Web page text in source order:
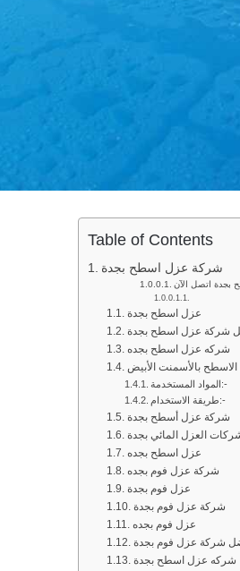
Table of Contents
عزل اسطح بجدة
شركة عزل اسطح بجدة
شركه عزل اسطح بجده
بالأسمنت الأبيض
المواد المستخدمة:-
طريقة الاستخدام:-
شركة عزل أسطح بجدة
العزل المائي بجدة
عزل اسطح بجده
شركة عزل فوم بجده
عزل فوم بجدة
شركة عزل فوم بجدة
عزل فوم بجده
شركة عزل فوم بجدة
شركه عزل اسطح بجدة